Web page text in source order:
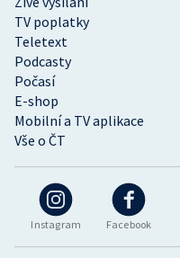
Instagram Facebook
TV poplatky
Teletext
Podcasty
Počasí
E-shop
Mobilní a TV aplikace
Vše o ČT